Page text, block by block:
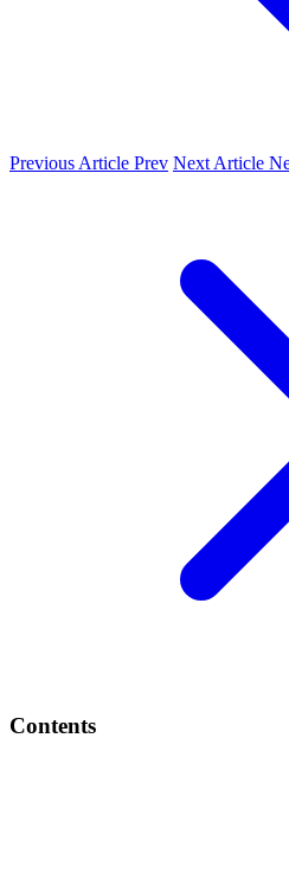
Previous Article Prev Next Article
Contents